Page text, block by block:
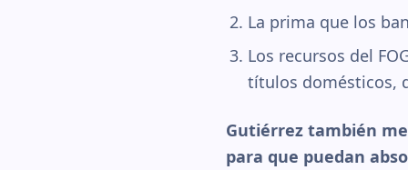
La prima que los
Los recursos del
títulos domésticos,
Gutiérrez también
para que puedan